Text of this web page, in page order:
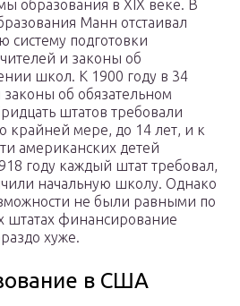
образования в XIX веке. В
Манн отстаивал
систему подготовки
и законы об
школ. К 1900 году в 34
законы об обязательном
штатов требовали
крайней мере, до 14 лет, и к
американских детей
году каждый штат требовал,
начальную школу. Однако
не были равными по
штатах финансирование
хуже.
в США